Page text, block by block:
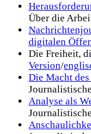
Über die
digitalen
Die Freiheit,
Version/
Die Macht
Analyse als